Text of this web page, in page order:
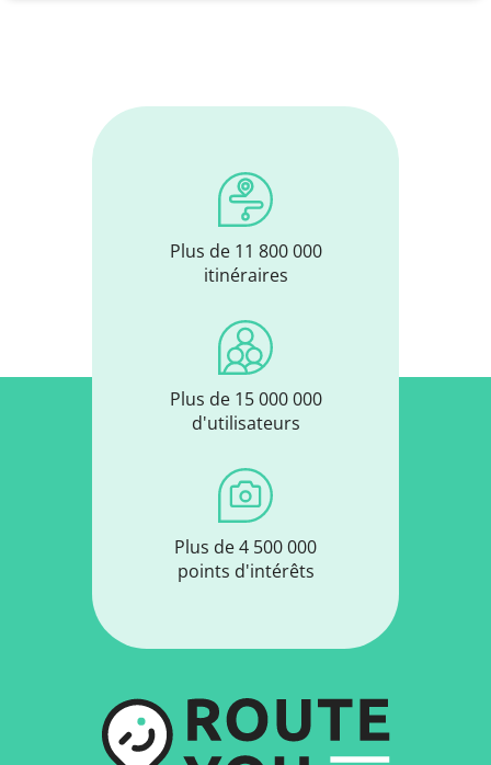
Plus de 11 800 000
itinéraires
Plus de 15 000 000
d'utilisateurs
Plus de 4 500 000
points d'intérêts